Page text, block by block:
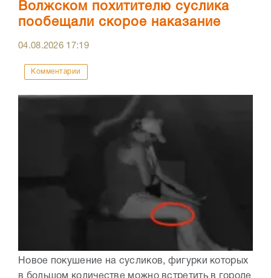
Волжском похитителю суслика
пообещали скорое наказание
04.08.2026 17:19
Комментарии
Новое покушение на сусликов, фигурки которых
в большом количестве можно встретить в городе